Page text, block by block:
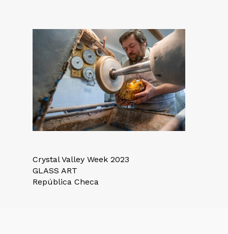
Crystal Valley Week 2023
GLASS ART
República Checa